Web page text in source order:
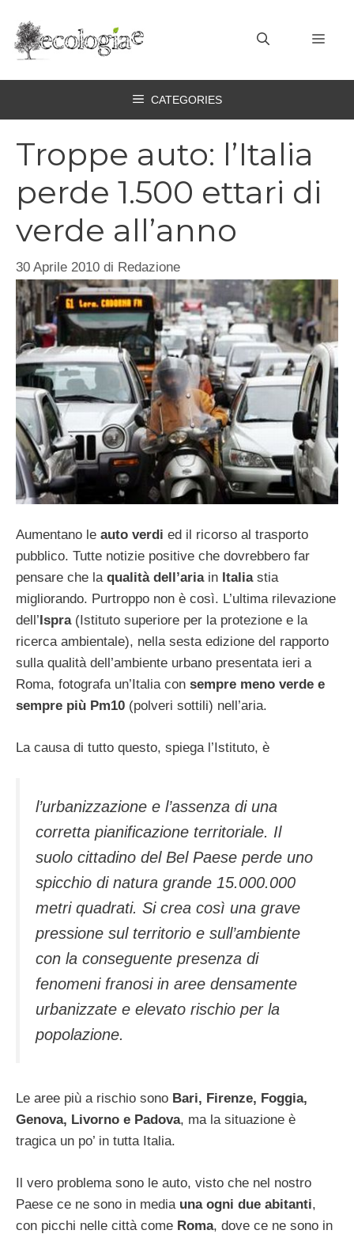
contenuto
CATEGORIES
Troppe auto: l’Italia
perde 1.500 ettari di
verde all’anno
30 Aprile 2010 di Redazione
Aumentano le auto verdi ed il ricorso al trasporto
pubblico. Tutte notizie positive che dovrebbero far
pensare che la qualità dell’ariain Italia stia
migliorando. Purtroppo non è così. L’ultima rilevazione
dell’ Ispra (Istituto superiore per la protezione e la
ricerca ambientale), nella sesta edizione del rapporto
sulla qualità dell’ambiente urbano presentata ieri a
Roma, fotografa un’Italia con sempre meno verde e
sempre più Pm10 (polveri sottili) nell’aria.
La causa di tutto questo, spiega l’Istituto, è
l’urbanizzazione e l’assenza di una
corretta pianificazione territoriale. Il
suolo cittadino del Bel Paese perde uno
spicchio di natura grande 15.000.000
metri quadrati. Si crea così una grave
pressione sul territorio e sull’ambiente
con la conseguente presenza di
fenomeni franosi in aree densamente
urbanizzate e elevato rischio per la
popolazione.
Le aree più a rischio sono Bari, Firenze, Foggia,
Genova, Livorno e Padova, ma la situazione è
tragica un po’ in tutta Italia.
Il vero problema sono le auto, visto che nel nostro
Paese ce ne sono in media una ogni due abitanti,
con picchi nelle città come Roma, dove ce ne sono in